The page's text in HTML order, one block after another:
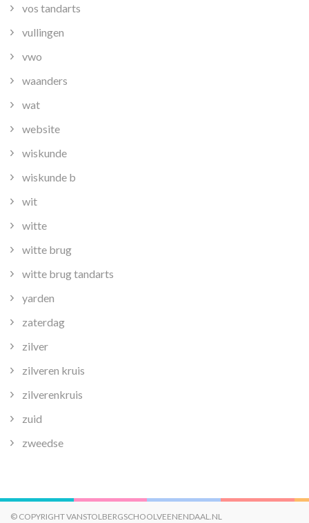
vos tandarts
vullingen
vwo
waanders
wat
website
wiskunde
wiskunde b
wit
witte
witte brug
witte brug tandarts
yarden
zaterdag
zilver
zilveren kruis
zilverenkruis
zuid
zweedse
© COPYRIGHT VANSTOLBERGSCHOOLVEENENDAAL.NL